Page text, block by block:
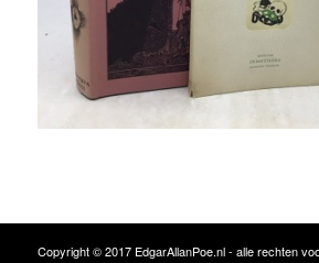
Copyright © 2017 EdgarAllanPoe.nl - alle rechten